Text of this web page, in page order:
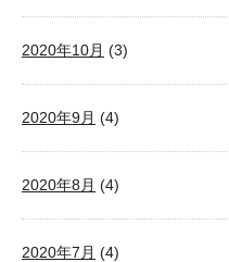
2020年10月 (3)
2020年9月 (4)
2020年8月 (4)
2020年7月 (4)